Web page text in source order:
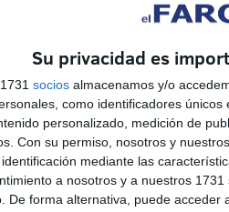
Su privacidad es
socios almacenamos y/o
como identificadores
personalizado, medición de
Con su permiso, nosotros y
mediante las
a nosotros y a nuestros
De forma alternativa, puede
de Amgevicesa ya
llenos en el plazo máximo
máximo asciende a 78.000